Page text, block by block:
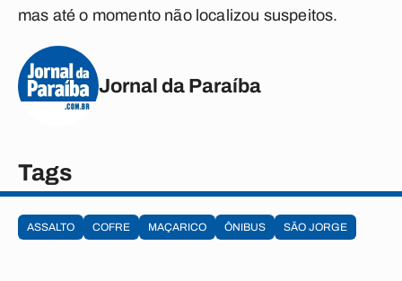
mas até o momento não localizou suspeitos.
Jornal da Paraíba
Tags
ASSALTO COFRE MAÇARICO ÔNIBUS SÃO JORGE